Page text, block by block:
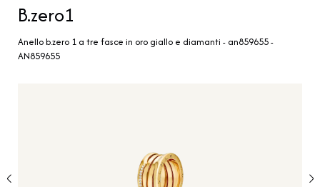
B.zero1
Anello b.zero 1 a tre fasce in oro giallo e diamanti - an859655 -
AN859655